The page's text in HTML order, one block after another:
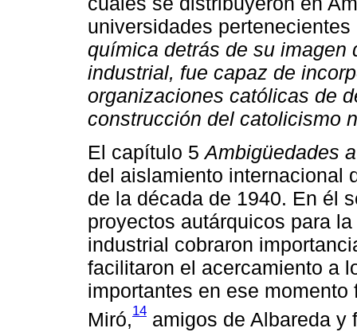
universidades
química detrás de su imagen
industrial, fue capaz de
organizaciones católicas de
construcción del catolicismo
El capítulo 5Ambigüedades
del aislamiento internacional
de la década de 1940. En él
proyectos autárquicos para
industrial cobraron
facilitaron el acercamiento a
importantes en ese momento
Miró,14 amigos de Albareda y